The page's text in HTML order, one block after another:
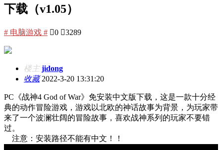
下载（v1.05）
# 电脑游戏 # 0 3289
楼主 jidong
收藏2022-3-20 13:31:20
PC《战神4 God of War》免安装中文版下载，这是一款十分经
典的动作冒险游戏，游戏以北欧的神话故事为背景，为玩家带
来了一个波澜壮阔的冒险故事，喜欢战神系列的玩家不要错
过。
注意：安装路径不能有中文！！